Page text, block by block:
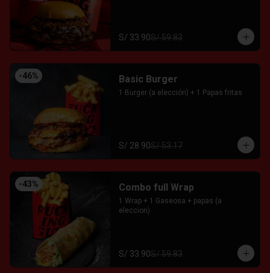
S/ 33.90S/ 59.83
-46% Basic Burger
1 Burger (a elección) + 1 Papas fritas
S/ 28.90S/ 53.17
-43% Combo full Wrap
1 Wrap + 1 Gaseosa + papas (a
eleccion)
S/ 33.90S/ 59.83